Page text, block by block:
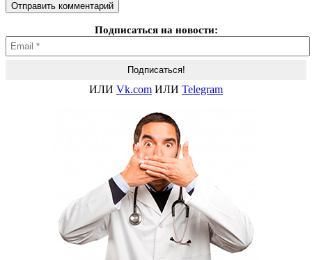
Подписаться на новости:
ИЛИ Vk.com ИЛИ Telegram